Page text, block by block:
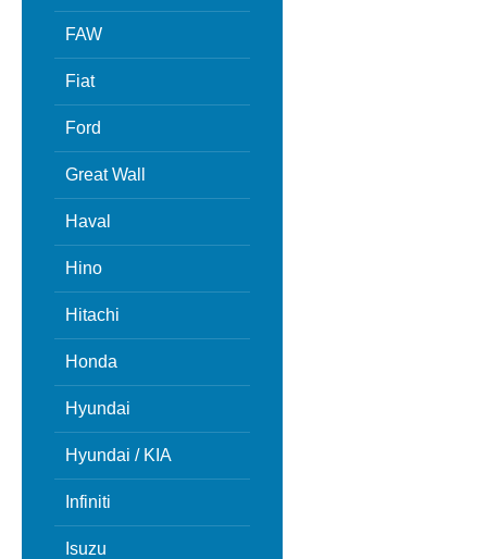
FAW
Fiat
Ford
Great Wall
Haval
Hino
Hitachi
Honda
Hyundai
Hyundai / KIA
Infiniti
Isuzu